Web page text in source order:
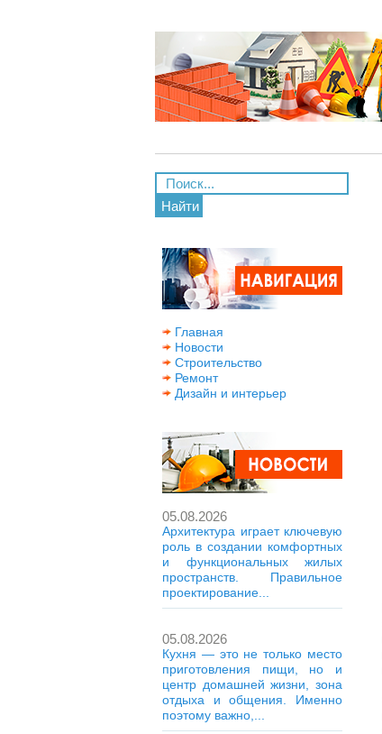
Найти
Главная
Новости
Строительство
Ремонт
Дизайн и интерьер
05.08.2026
Архитектура играет ключевую
роль в создании комфортных
и функциональных жилых
пространств. Правильное
проектирование...
05.08.2026
Кухня — это не только место
приготовления пищи, но и
центр домашней жизни, зона
отдыха и общения. Именно
поэтому важно,...